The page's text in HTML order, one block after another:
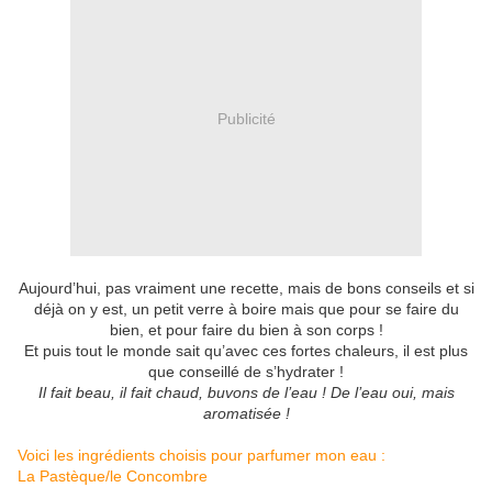
Publicité
Aujourd’hui, pas vraiment une recette, mais de bons conseils et si
déjà on y est, un petit verre à boire mais que pour se faire du
bien, et pour faire du bien à son corps !
Et puis tout le monde sait qu’avec ces fortes chaleurs, il est plus
que conseillé de s’hydrater !
Il fait beau, il fait chaud, buvons de l’eau ! De l’eau oui, mais
aromatisée !
Voici les ingrédients choisis pour parfumer mon eau :
La Pastèque/le Concombre